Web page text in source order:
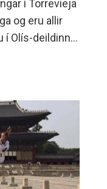
í Torrevieja
og eru allir
í Olís-deildinni